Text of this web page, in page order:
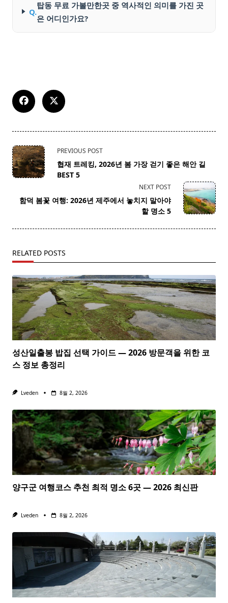
Q.
탑동 무료 가볼만한곳 중 역사적인 의미를 가진 곳
은 어디인가요?
<span
class="nav-
subtitle
reader-
PREVIOUS POST
협재 트레킹, 2026년 봄 가장 걷기 좋은 해안 길
BEST 5
NEXT POST
함덕 봄꽃 여행: 2026년 제주에서 놓치지 말아야
할 명소 5
RELATED POSTS
성산일출봉 밥집 선택 가이드 — 2026 방문객을 위한 코
스 정보 총정리
Lveden 8월 2, 2026
양구군 여행코스 추천 최적 명소 6곳 — 2026 최신판
Lveden 8월 2, 2026